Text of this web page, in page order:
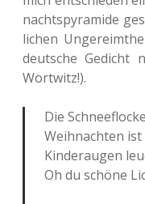
nachts­py­ra­mi­de
li­chen
deut­sche Gedicht
Wortwitz!).
Die
Weih­nach­ten
Kin­der­au­gen
Oh du schöne